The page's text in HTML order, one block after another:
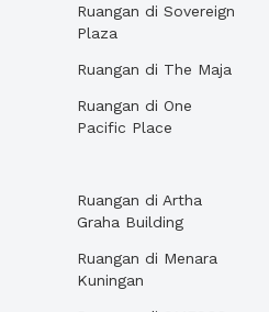
Ruangan di Sovereign
Plaza
Ruangan di The Maja
Ruangan di One
Pacific Place
Ruangan di Artha
Graha Building
Ruangan di Menara
Kuningan